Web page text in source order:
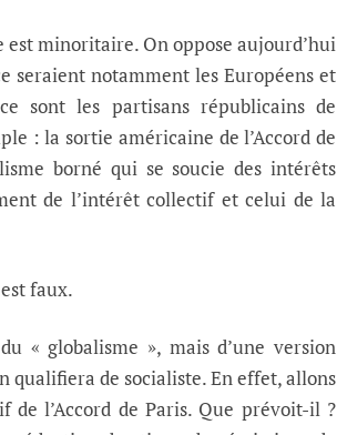
minoritaire. On oppose aujourd’hui
seraient notamment les Européens et
sont les partisans républicains de
: la sortie américaine de l’Accord de
borné qui se soucie des intérêts
de l’intérêt collectif et celui de la
faux.
« globalisme », mais d’une version
qualifiera de socialiste. En effet, allons
l’Accord de Paris. Que prévoit-il ?